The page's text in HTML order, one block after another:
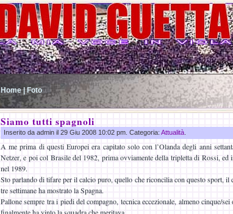
Home | Foto
Siamo tutti spagnoli
Inserito da admin il 29 Giu 2008 10:02 pm. Categoria: Attualità
A me prima di questi Europei era capitato solo con l’Olanda degli anni
Netzer, e poi col Brasile del 1982, prima ovviamente della tripletta di Rossi,
nel 1989.
Sto parlando di tifare per il calcio puro, quello che riconcilia con questo sport, il
tre settimane ha mostrato la Spagna.
Pallone sempre tra i piedi del compagno, tecnica eccezionale, almeno cinque/